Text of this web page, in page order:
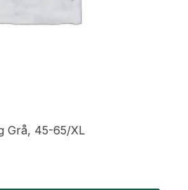
Grå, 45-65/XL